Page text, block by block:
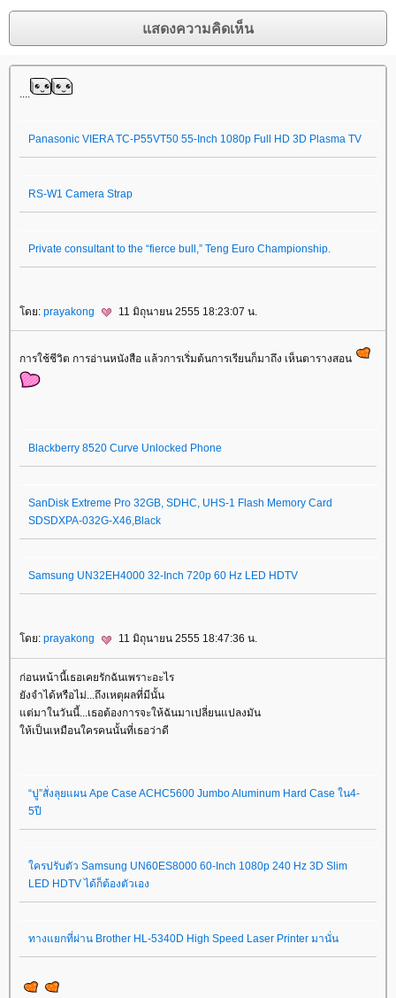
....
Panasonic VIERA TC-P55VT50 55-Inch 1080p Full HD 3D Plasma TV
RS-W1 Camera Strap
Private consultant to the “fierce bull,” Teng Euro Championship.
ดย: prayakong 11 มิถุนายน 2555 18:23:07 น.
การใช้ชีวิต การอ่านหนังสือ แล้วการเริ่มต้นการเรียนก็มาถึง เห็นตารางสอน
Blackberry 8520 Curve Unlocked Phone
SanDisk Extreme Pro 32GB, SDHC, UHS-1 Flash Memory Card
SDSDXPA-032G-X46,Black
Samsung UN32EH4000 32-Inch 720p 60 Hz LED HDTV
ดย: prayakong 11 มิถุนายน 2555 18:47:36 น.
ก่อนหน้านี้เธอเคยรักฉันเพราะอะไร
ังจำได้หรือไม่...ถึงเหตุผลที่มีนั้น
ต่มาในวันนี้...เธอต้องการจะให้ฉันมาเปลี่ยนแปลงมัน
ห้เป็นเหมือนใครคนนั้นที่เธอว่าดี
“ปู”สั่งลุยแผน Ape Case ACHC5600 Jumbo Aluminum Hard Case ใน4-
5ปี
ครปรับตัว Samsung UN60ES8000 60-Inch 1080p 240 Hz 3D Slim
LED HDTV ได้ก็ต้องตัวเอง
ทางแยกที่ผ่าน Brother HL-5340D High Speed Laser Printer มานั่น